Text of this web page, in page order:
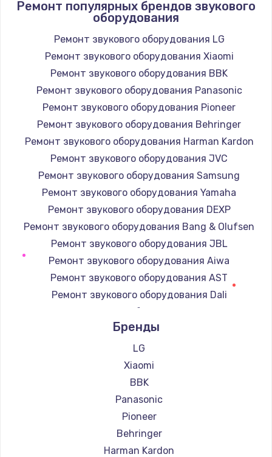
Замена шнура
Заказать
Замена / ремонт электронного модуля
управления
600 руб.
Заказать
Замена конфорки
1100 руб.
Заказать
Замена платы сенсора
900 руб.
Заказать
Замена регулятора режимов конфорки
Заказать
Замена сенсорного датчика
1300 руб.
Заказать
Замена сигнальной лампы
1200 руб.
Ремонт популярных брендов звукового
оборудования
Ремонт звукового оборудования LG
Ремонт звукового оборудования Xiaomi
Ремонт звукового оборудования BBK
Ремонт звукового оборудования Panasonic
Ремонт звукового оборудования Pioneer
Ремонт звукового оборудования Behringer
Ремонт звукового оборудования Harman Kardon
Ремонт звукового оборудования JVC
Ремонт звукового оборудования Samsung
Ремонт звукового оборудования Yamaha
Ремонт звукового оборудования DEXP
Ремонт звукового оборудования Bang & Olufsen
Ремонт звукового оборудования JBL
Ремонт звукового оборудования Aiwa
Ремонт звукового оборудования AST
Ремонт звукового оборудования Dali
Ремонт звукового оборудования Marshall
Ремонт звукового оборудования Supra
Бренды
LG
Xiaomi
BBK
Panasonic
Pioneer
Behringer
Harman Kardon